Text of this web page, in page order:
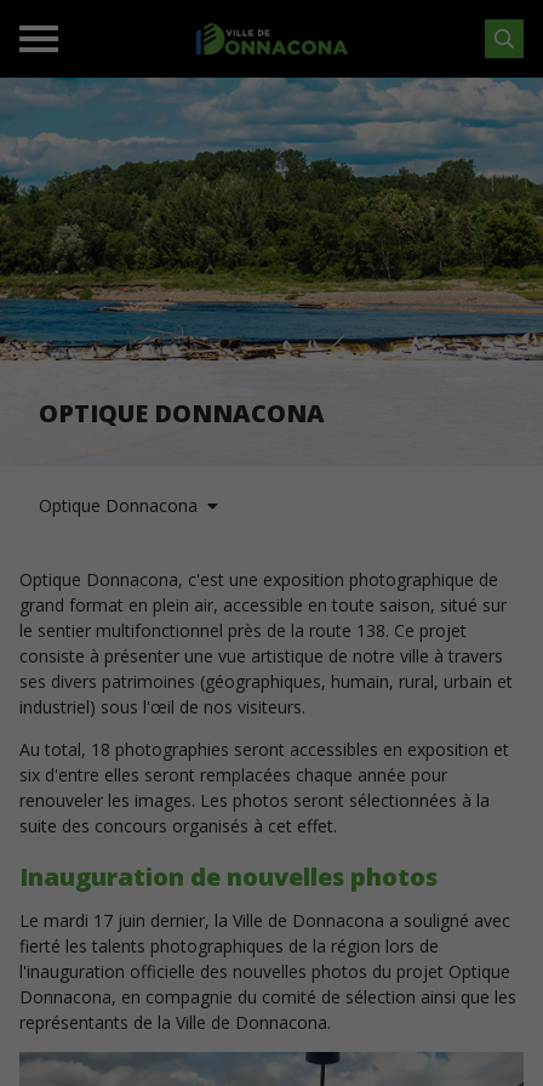
OPTIQUE DONNACONA
Optique Donnacona
Optique Donnacona, c'est une exposition photographique de
grand format en plein air, accessible en toute saison, situé sur
le sentier multifonctionnel près de la route 138. Ce projet
consiste à présenter une vue artistique de notre ville à travers
ses divers patrimoines (géographiques, humain, rural, urbain et
industriel) sous l'œil de nos visiteurs.
Au total, 18 photographies seront accessibles en exposition et
six d'entre elles seront remplacées chaque année pour
renouveler les images. Les photos seront sélectionnées à la
suite des concours organisés à cet effet.
Inauguration de nouvelles photos
Le mardi 17 juin dernier, la Ville de Donnacona a souligné avec
fierté les talents photographiques de la région lors de
l'inauguration officielle des nouvelles photos du projet Optique
Donnacona, en compagnie du comité de sélection ainsi que les
représentants de la Ville de Donnacona.